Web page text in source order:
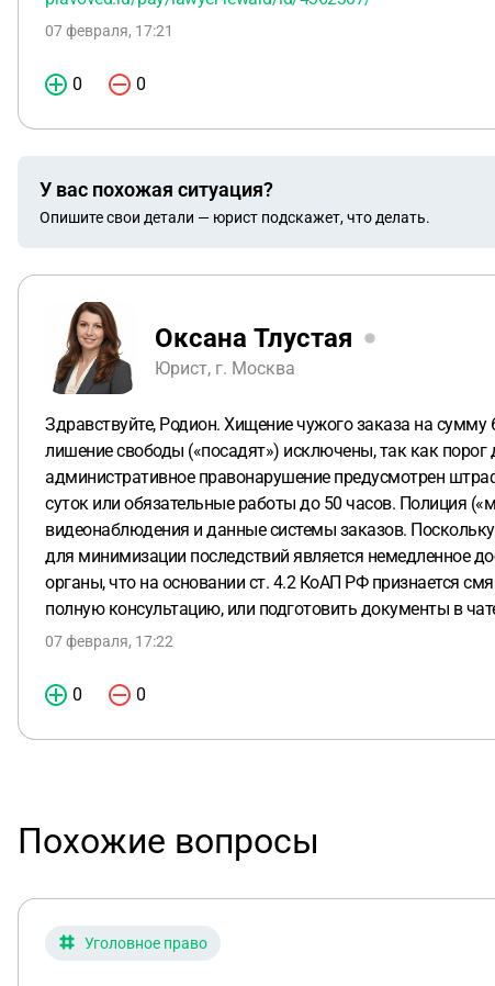
07 февраля, 17:21
0 0
У вас похожая ситуация?
Опишите свои детали — юрист подскажет, что делать.
Оксана Тлустая
Юрист, г. Москва
Здравствуйте, Родион. Хищение чужого заказа на
лишение свободы («посадят») исключены, так как
административное правонарушение предусмотрен
суток или обязательные работы до 50 часов. Полиция
видеонаблюдения и данные системы заказов.
для минимизации последствий является немедленное
органы, что на основании ст. 4.2 КоАП РФ признается
полную консультацию, или подготовить документы в
07 февраля, 17:22
0 0
Похожие вопросы
Уголовное право